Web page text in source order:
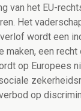
van het EU-
Het
wordt een
maken, een
op Europees
op